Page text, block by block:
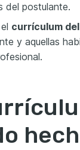
del postulante.
currículum
y aquellas